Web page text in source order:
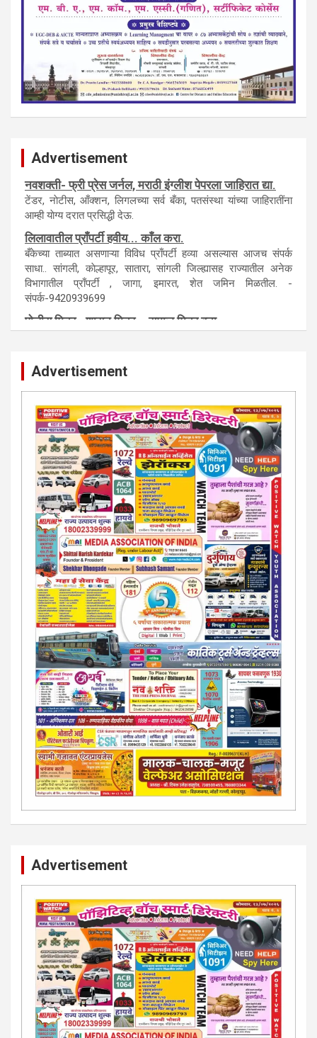
Advertisement
नवशक्ती- फ्री प्रेस जर्नल, मराठी इंग्लीश पेपरला जाहिरात द्या.
टेंडर, नाेटीस, आँक्शन, लिगलच्या सर्व बँका, पतसंस्था यांच्या जाहिरातींना
आम्ही याेग्य दरात प्रसिद्धी देऊ.
लिलावातील प्राँपर्टी हवीय... काँल करा.
बँकेच्या ताब्यात असणाऱ्या विविध प्राँपर्टी हव्या असल्यास आजच संपर्क
साधा.. सांगली, काेल्हापूर, सातारा, सांगली जिल्ह्यासह राज्यातील अनेक
विभागातील प्राँपर्टी , जागा, इमारत, शेत जमिन मिळतील. -
संपर्क-9420939699
कायदेशीर सल्ला या मार्गदर्शन पाहिजे. संपर्क साधा-
परिस्थितीनुसार तुम्ही जर आर्थिक, शैक्षणिक, सामाजिक समस्या, गुन्हेगारी,
शारीरीक त्रास, फसवणूक सारख्या प्रकरणात अडकला असाल, काेर्टाची
पायरी चढला असाल तर चिंता नकाे.. आम्ही मदत करू. मार्गदर्शन करू,
कायदेशीर सल्ला देऊ. - आजच संपर्क साधा- भारत साेनुले-8888207374
या AD सतिश कुंभार -9860944728
मराठी.. इंग्रजी पेपरला जाहिरात द्यायची संपर्क साधा..
मराठी इंग्रजी दैनिकासाठी जिल्हा, राज्य आवृत्तीसाठी जाहिराती स्विकारल्या
जातील. नवशक्ती, फ्री प्रेस जर्नल साठी तुम्हीही तुमच्या नाेटीस द्या. बँक,
13/213/4 सेल्स , डिमांड नाेटीस इतरांच्यापेक्षा वाजवी दरात आम्ही आपली
जाहिरात पब्लिश करू. माेबा. 9420939699
Advertisement
Advertisement